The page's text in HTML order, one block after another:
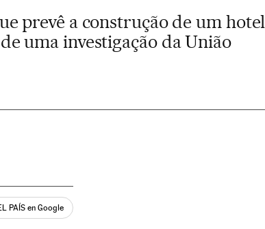
prevê a construção de um hotel
uma investigação da União
PAÍS en Google